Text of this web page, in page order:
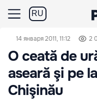
RU
14 января 2011, 11:12 2
O ceată de
aseară şi pe
Chişinău